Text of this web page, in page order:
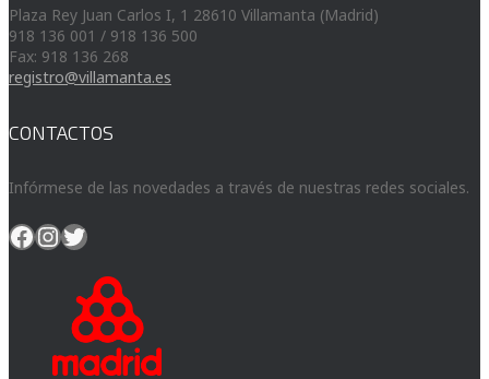
Plaza Rey Juan Carlos I, 1 28610 Villamanta (Madrid)
918 136 001 / 918 136 500
Fax: 918 136 268
registro@villamanta.es
CONTACTOS
Infórmese de las novedades a través de nuestras redes sociales.
Facebook
Instagram
Twitter